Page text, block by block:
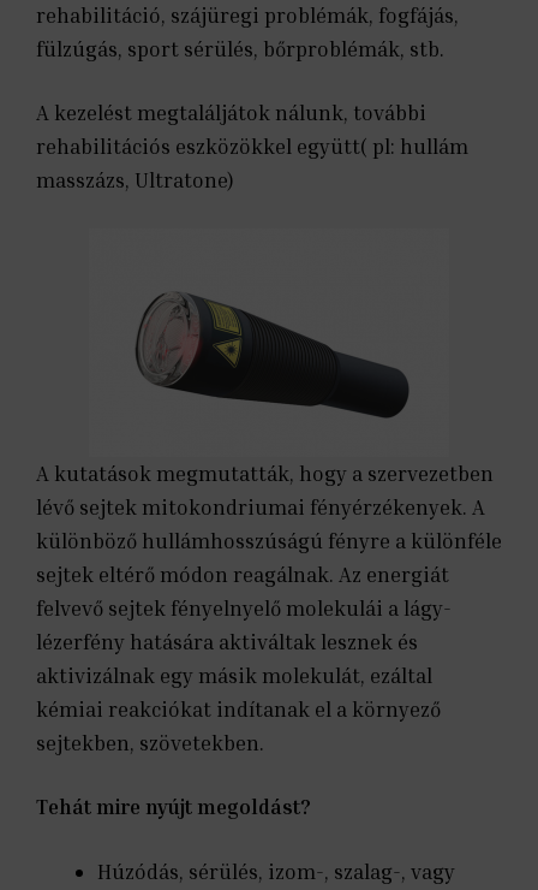
rehabilitáció, szájüregi problémák, fogfájás,
fülzúgás, sport sérülés, bőrproblémák, stb.
A kezelést megtaláljátok nálunk, további
rehabilitációs eszközökkel együtt( pl: hullám
masszázs, Ultratone)
A kutatások megmutatták, hogy a szervezetben
lévő sejtek mitokondriumai fényérzékenyek. A
különböző hullámhosszúságú fényre a különféle
sejtek eltérő módon reagálnak. Az energiát
felvevő sejtek fényelnyelő molekulái a lágy-
lézerfény hatására aktiváltak lesznek és
aktivizálnak egy másik molekulát, ezáltal
kémiai reakciókat indítanak el a környező
sejtekben, szövetekben.
Tehát mire nyújt megoldást?
Húzódás, sérülés, izom-, szalag-, vagy